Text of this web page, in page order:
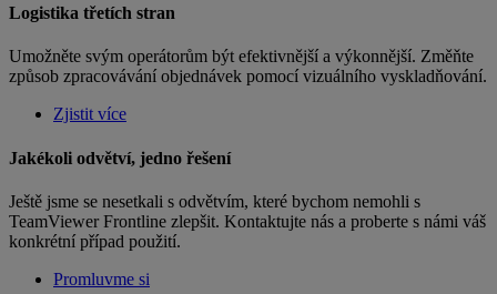
Logistika třetích stran
Umožněte svým operátorům být efektivnější a výkonnější. Změňte
způsob zpracovávání objednávek pomocí vizuálního vyskladňování.
Zjistit více
Jakékoli odvětví, jedno řešení
Ještě jsme se nesetkali s odvětvím, které bychom nemohli s
TeamViewer Frontline zlepšit. Kontaktujte nás a proberte s námi váš
konkrétní případ použití.
Promluvme si